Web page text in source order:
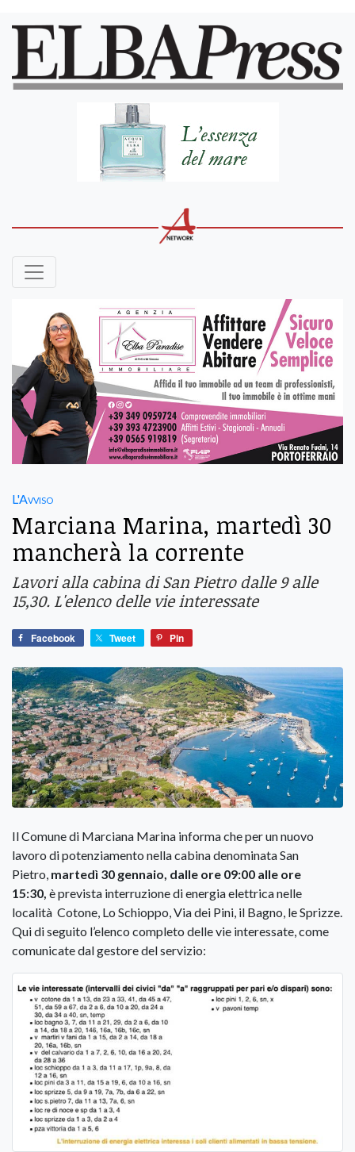
L'Avviso
Marciana Marina, martedì 30
mancherà la corrente
Lavori alla cabina di San Pietro dalle 9 alle
15,30. L'elenco delle vie interessate
Facebook Tweet Pin
Il Comune di Marciana Marina informa che per un nuovo
lavoro di potenziamento nella cabina denominata San
Pietro, martedì 30 gennaio, dalle ore 09:00 alle ore
15:30, è prevista interruzione di energia elettrica nelle
località Cotone, Lo Schioppo, Via dei Pini, il Bagno, le Sprizze.
Qui di seguito l’elenco completo delle vie interessate, come
comunicate dal gestore del servizio: